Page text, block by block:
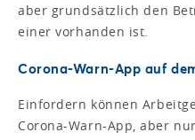
aber grundsätzlich den
einer vorhanden ist.
Corona-Warn-App auf
Einfordern können
Corona-Warn-App, aber